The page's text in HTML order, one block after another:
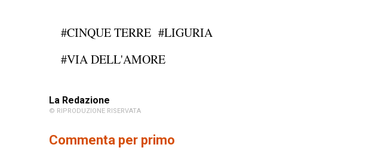
#CINQUE TERRE #LIGURIA
#VIA DELL'AMORE
La Redazione
© RIPRODUZIONE RISERVATA
Commenta per primo